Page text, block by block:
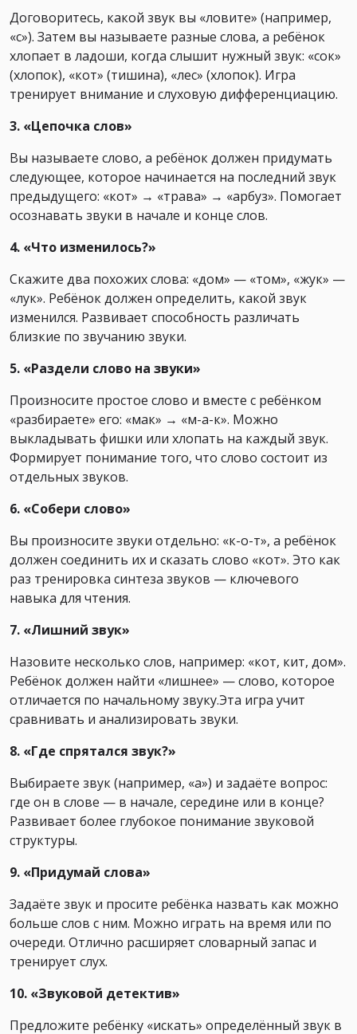
Договоритесь, какой звук вы «ловите» (например,
«с»). Затем вы называете разные слова, а ребёнок
хлопает в ладоши, когда слышит нужный звук: «сок»
(хлопок), «кот» (тишина), «лес» (хлопок). Игра
тренирует внимание и слуховую дифференциацию.
3. «Цепочка слов»
Вы называете слово, а ребёнок должен придумать
следующее, которое начинается на последний звук
предыдущего: «кот» → «трава» → «арбуз». Помогает
осознавать звуки в начале и конце слов.
4. «Что изменилось?»
Скажите два похожих слова: «дом» — «том», «жук» —
«лук». Ребёнок должен определить, какой звук
изменился. Развивает способность различать
близкие по звучанию звуки.
5. «Раздели слово на звуки»
Произносите простое слово и вместе с ребёнком
«разбираете» его: «мак» → «м-а-к». Можно
выкладывать фишки или хлопать на каждый звук.
Формирует понимание того, что слово состоит из
отдельных звуков.
6. «Собери слово»
Вы произносите звуки отдельно: «к-о-т», а ребёнок
должен соединить их и сказать слово «кот». Это как
раз тренировка синтеза звуков — ключевого
навыка для чтения.
7. «Лишний звук»
Назовите несколько слов, например: «кот, кит, дом».
Ребёнок должен найти «лишнее» — слово, которое
отличается по начальному звуку.Эта игра учит
сравнивать и анализировать звуки.
8. «Где спрятался звук?»
Выбираете звук (например, «а») и задаёте вопрос:
где он в слове — в начале, середине или в конце?
Развивает более глубокое понимание звуковой
структуры.
9. «Придумай слова»
Задаёте звук и просите ребёнка назвать как можно
больше слов с ним. Можно играть на время или по
очереди. Отлично расширяет словарный запас и
тренирует слух.
10. «Звуковой детектив»
Предложите ребёнку «искать» определённый звук в